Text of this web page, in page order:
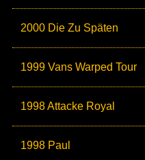
2000 Die Zu Späten
1999 Vans Warped Tour
1998 Attacke Royal
1998 Paul